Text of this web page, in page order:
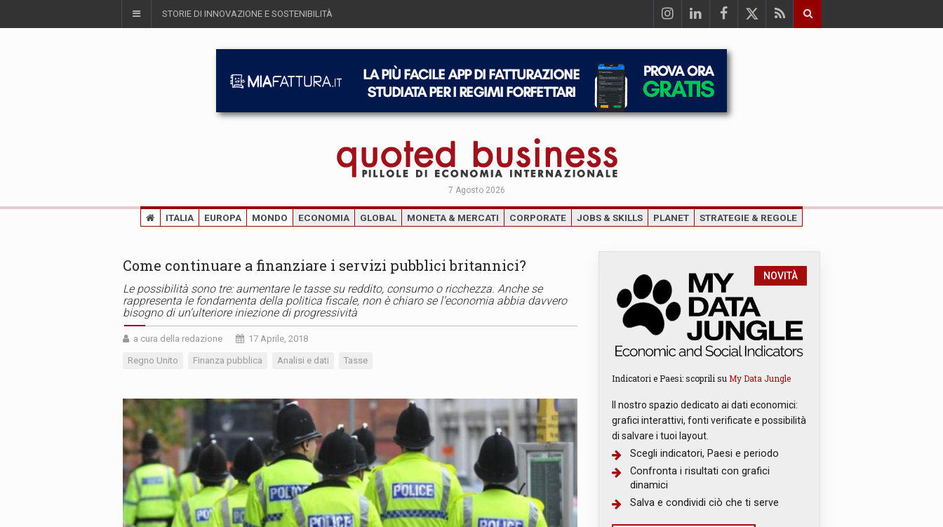
STORIE DI INNOVAZIONE E SOSTENIBILITÀ
7 Agosto 2026
ITALIA EUROPA MONDO ECONOMIA GLOBAL MONETA & MERCATI CORPORATE JOBS & SKILLS PLANET STRATEGIE & REGOLE
Come continuare a finanziare i servizi pubblici britannici?
Le possibilità sono tre: aumentare le tasse su reddito, consumo o ricchezza. Anche se
rappresenta le fondamenta della politica fiscale, non è chiaro se l’economia abbia davvero
bisogno di un’ulteriore iniezione di progressività
a cura della redazione 17 Aprile, 2018
Regno Unito Finanza pubblica Analisi e dati Tasse
NOVITÀ
Indicatori e Paesi: scoprili su My Data Jungle
Il nostro spazio dedicato ai dati economici:
grafici interattivi, fonti verificate e possibilità
di salvare i tuoi layout.
Scegli indicatori, Paesi e periodo
Confronta i risultati con grafici
dinamici
Salva e condividi ciò che ti serve